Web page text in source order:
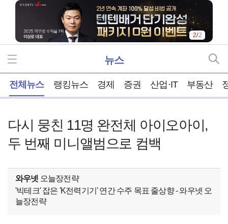
2/2
뉴스
전체뉴스 랭킹뉴스 경제 증권 산업·IT 부동산
다시 뭉친 11명 완전체 아이오아이,
두 번째 미니앨범으로 컴백
와우넷 오늘장전략
'빅테크' 잡은 'K전력기기' 연간 수주 목표 줄상향 - 와우넷 오
늘장전략